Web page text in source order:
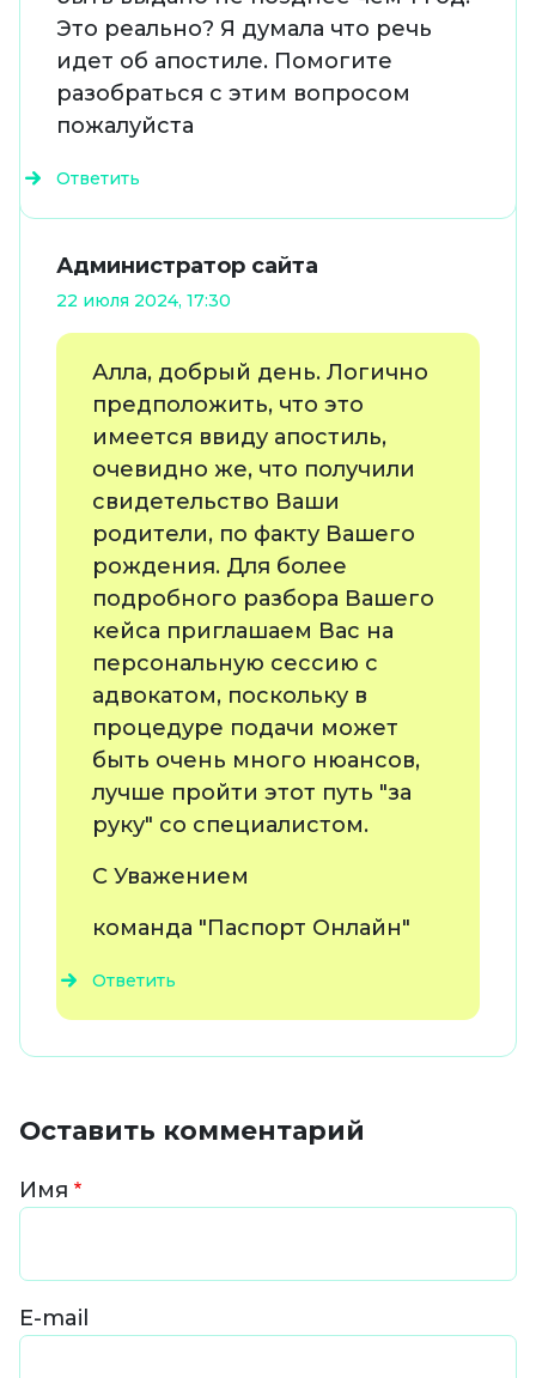
Это реально? Я думала что речь
идет об апостиле. Помогите
разобраться с этим вопросом
пожалуйста
Ответить
Администратор сайта
22 июля 2024, 17:30
Алла, добрый день. Логично
предположить, что это
имеется ввиду апостиль,
очевидно же, что получили
свидетельство Ваши
родители, по факту Вашего
рождения. Для более
подробного разбора Вашего
кейса приглашаем Вас на
персональную сессию с
адвокатом, поскольку в
процедуре подачи может
быть очень много нюансов,
лучше пройти этот путь "за
руку" со специалистом.
С Уважением
команда "Паспорт Онлайн"
Ответить
Оставить комментарий
Имя
E-mail